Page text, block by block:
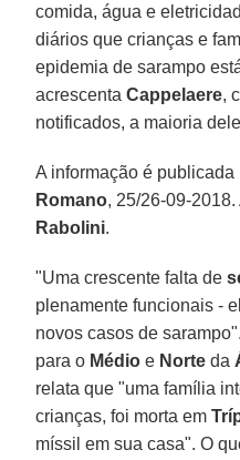
comida, água e
diários que crianças e
epidemia de sarampo
acrescentaCappelaere,
notificados, a maioria
A informação é publicada
Romano, 25/26-09-
Rabolini.
"Uma crescente falta de
plenamente funcionais -
novos casos de
para o Médio e Norte da
relata que "uma família
crianças, foi morta em
míssil em sua casa". O